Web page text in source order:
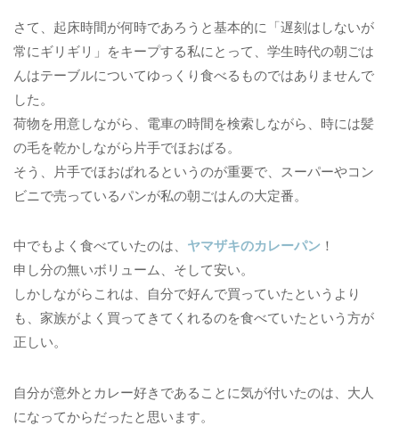
さて、起床時間が何時であろうと基本的に「遅刻はしないが
常にギリギリ」をキープする私にとって、学生時代の朝ごは
んはテーブルについてゆっくり食べるものではありませんで
した。
荷物を用意しながら、電車の時間を検索しながら、時には髪
の毛を乾かしながら片手でほおばる。
そう、片手でほおばれるというのが重要で、スーパーやコン
ビニで売っているパンが私の朝ごはんの大定番。
中でもよく食べていたのは、 ヤマザキのカレーパン ！
申し分の無いボリューム、そして安い。
しかしながらこれは、自分で好んで買っていたというより
も、家族がよく買ってきてくれるのを食べていたという方が
正しい。
自分が意外とカレー好きであることに気が付いたのは、大人
になってからだったと思います。